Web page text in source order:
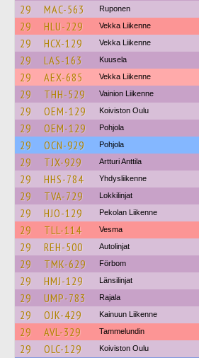
29 MAC-563 Ruponen
29 HLU-229 Vekka Liikenne
29 HCX-129 Vekka Liikenne
29 LAS-163 Kuusela
29 AEX-685 Vekka Liikenne
29 THH-529 Vainion Liikenne
29 OEM-129 Koiviston Oulu
29 OEM-129 Pohjola
29 OCN-929 Pohjola
29 TJX-929 Artturi Anttila
29 HHS-784 Yhdysliikenne
29 TVA-729 Lokkilinjat
29 HJO-129 Pekolan Liikenne
29 TLL-114 Vesma
29 REH-500 Autolinjat
29 TMK-629 Förbom
29 HMJ-129 Länsilinjat
29 UMP-783 Rajala
29 OJK-429 Kainuun Liikenne
29 AVL-329 Tammelundin
29 OLC-129 Koiviston Oulu